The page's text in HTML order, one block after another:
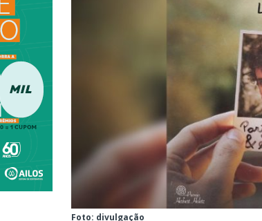
Foto: divulgação